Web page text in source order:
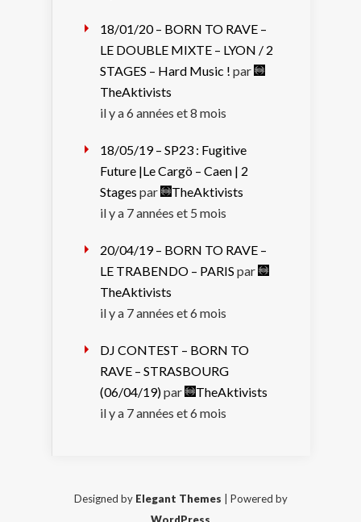
18/01/20 – BORN TO RAVE –
LE DOUBLE MIXTE – LYON / 2
STAGES – Hard Music ! par
TheAktivists
il y a 6 années et 8 mois
18/05/19 – SP23 : Fugitive
Future |Le Cargö – Caen | 2
Stages par
TheAktivists
il y a 7 années et 5 mois
20/04/19 – BORN TO RAVE –
LE TRABENDO – PARIS par
TheAktivists
il y a 7 années et 6 mois
DJ CONTEST – BORN TO
RAVE – STRASBOURG
(06/04/19)par
TheAktivists
il y a 7 années et 6 mois
Designed by Elegant Themes | Powered by
WordPress